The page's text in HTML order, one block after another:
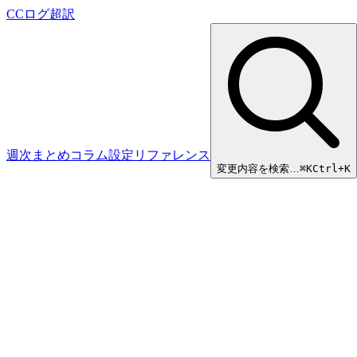
CCログ超訳
週次まとめコラム設定リファレンス
変更内容を検索…⌘KCtrl+K